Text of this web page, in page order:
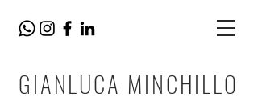
GIANLUCA MINCHILLO